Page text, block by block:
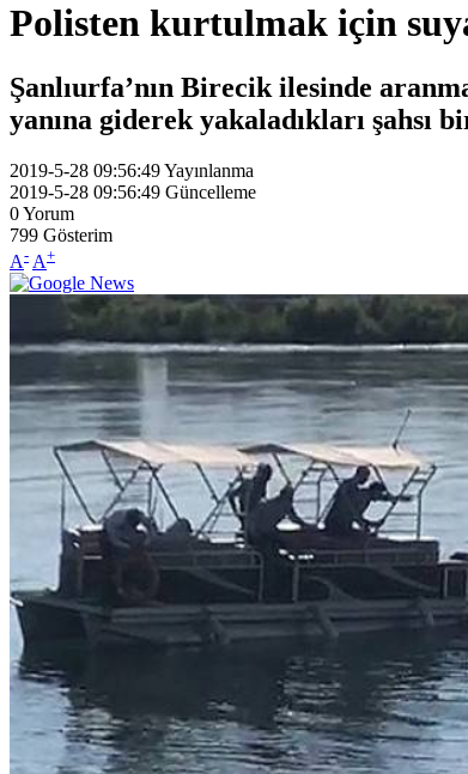
Polisten kurtulmak için
Şanlıurfa’nın Birecik ilesinde
yanına giderek yakaladıkları şahsı
2019-5-28 09:56:49Yayınlanma
2019-5-28 09:56:49 Güncelleme
0Yorum
799 Gösterim
A- A+